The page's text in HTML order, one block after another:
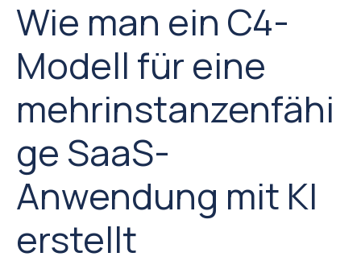
Wie man ein C4-
Modell für eine
mehrinstanzenfähi
ge SaaS-
Anwendung mit KI
erstellt